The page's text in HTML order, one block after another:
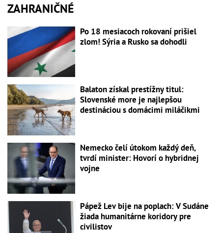
ZAHRANIČNÉ
Po 18 mesiacoch rokovaní prišiel
zlom! Sýria a Rusko sa dohodli
Balaton získal prestížny titul:
Slovenské more je najlepšou
destináciou s domácimi miláčikmi
Nemecko čelí útokom každý deň,
tvrdí minister: Hovorí o hybridnej
vojne
Pápež Lev bije na poplach: V Sudáne
žiada humanitárne koridory pre
civilistov